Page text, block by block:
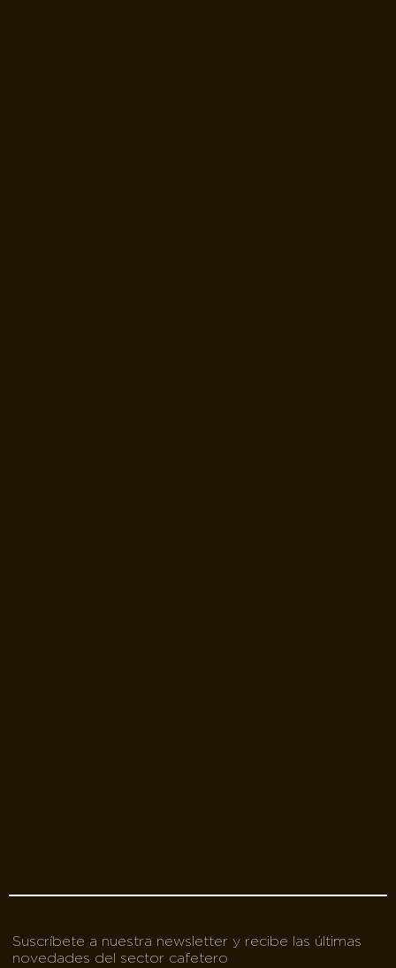
Suscríbete a nuestra newsletter y recibe las últimas
novedades del sector cafetero